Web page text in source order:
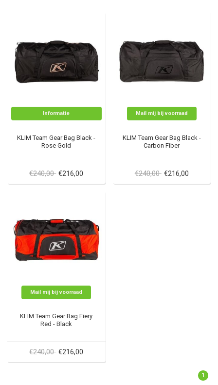
Informatie
KLIM Team Gear Bag Black -
Rose Gold
€240,00 €216,00
Mail mij bij voorraad
KLIM Team Gear Bag Black -
Carbon Fiber
€240,00 €216,00
Mail mij bij voorraad
KLIM Team Gear Bag Fiery
Red - Black
€240,00 €216,00
1